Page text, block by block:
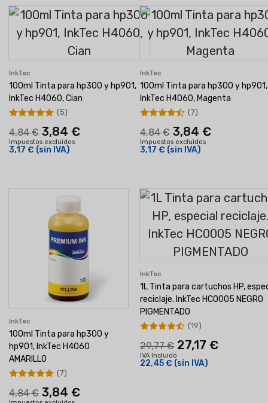
InkTec
100ml Tinta para hp300 y hp901,
InkTec H4060, Cian
4,84 € 3,84 €
Impuestos excluidos
3,17 € (sin IVA)
(5)
InkTec
100ml Tinta para hp300 y hp901,
InkTec H4060, Magenta
4,84 € 3,84 €
Impuestos excluidos
3,17 € (sin IVA)
(7)
InkTec
100ml Tinta para hp300 y
hp901, InkTec H4060
AMARILLO
4,84 € 3,84 €
(7)
InkTec
1L Tinta para cartuchos HP,
reciclaje. InkTec HC0005 NEGRO
PIGMENTADO
29,77 € 27,17 €
IVA Incluido
22,45 € (sin IVA)
(19)